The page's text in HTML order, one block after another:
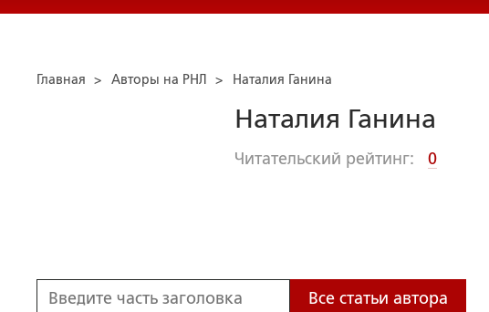
Главная > Авторы на РНЛ > Наталия Ганина
Наталия Ганина
Читательский рейтинг: 0
Все статьи автора